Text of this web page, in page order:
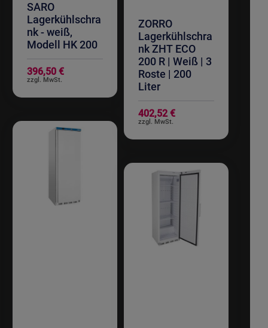
SARO
Lagerkühlschra
nk - weiß,
Modell HK 200
396,50 €
ZORRO
Lagerkühlschra
nk ZHT ECO
200 R | Weiß | 3
Roste | 200
Liter
402,52 €